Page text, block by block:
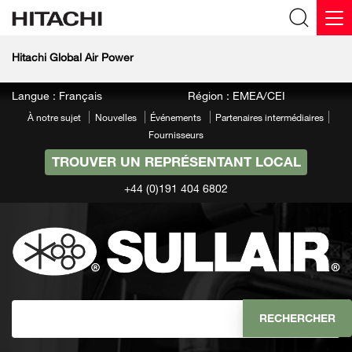
Hitachi Global Air Power
Langue : Français Région : EMEA/CEI
À notre sujet Nouvelles Événements
Partenaires intermédiaires
Fournisseurs
TROUVER UN REPRÉSENTANT LOCAL
+44 (0)191 404 6802